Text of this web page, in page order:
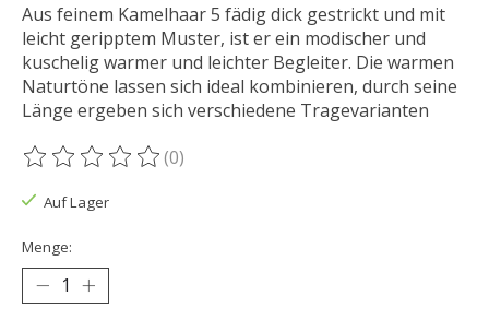
Aus feinem Kamelhaar 5 fädig dick gestrickt und mit
leicht geripptem Muster, ist er ein modischer und
kuschelig warmer und leichter Begleiter. Die warmen
Naturtöne lassen sich ideal kombinieren, durch seine
Länge ergeben sich verschiedene Tragevarianten
Die Bewertung dieses Produkts ist
(0)
Auf Lager
Menge: